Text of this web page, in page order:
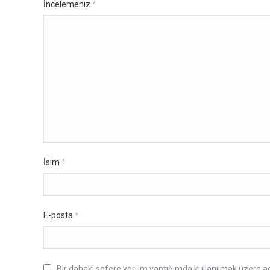
İncelemeniz *
İsim *
E-posta *